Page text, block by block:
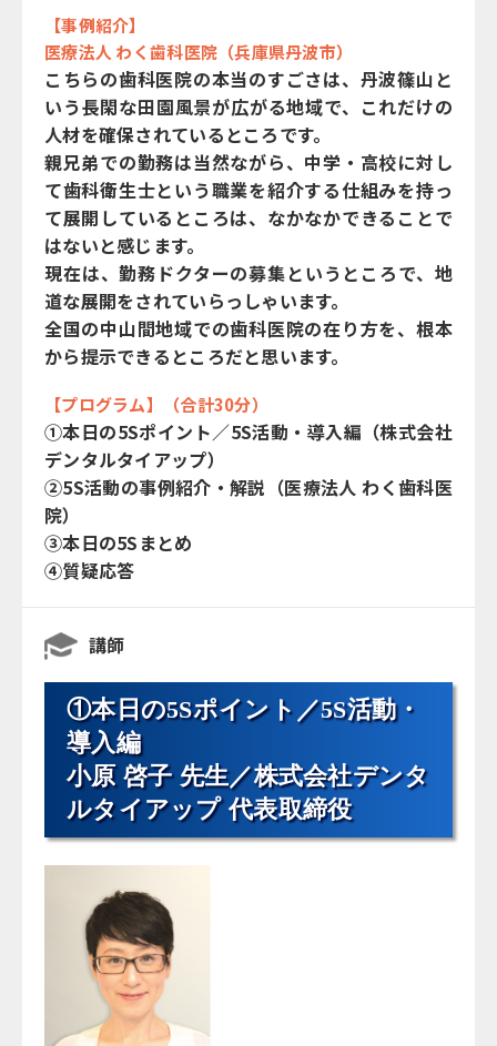
【事例紹介】
医療法人 わく歯科医院（兵庫県丹波市）
こちらの歯科医院の本当のすごさは、丹波篠山と
いう長閑な田園風景が広がる地域で、これだけの
人材を確保されているところです。
親兄弟での勤務は当然ながら、中学・高校に対し
て歯科衛生士という職業を紹介する仕組みを持っ
て展開しているところは、なかなかできることで
はないと感じます。
現在は、勤務ドクターの募集というところで、地
道な展開をされていらっしゃいます。
全国の中山間地域での歯科医院の在り方を、根本
から提示できるところだと思います。
【プログラム】（合計30分）
①本日の5Sポイント／5S活動・導入編（株式会社
デンタルタイアップ）
②5S活動の事例紹介・解説（医療法人 わく歯科医
院）
③本日の5Sまとめ
④質疑応答
講師
①本日の5Sポイント／5S活動・
導入編
小原 啓子 先生／株式会社デンタ
ルタイアップ 代表取締役